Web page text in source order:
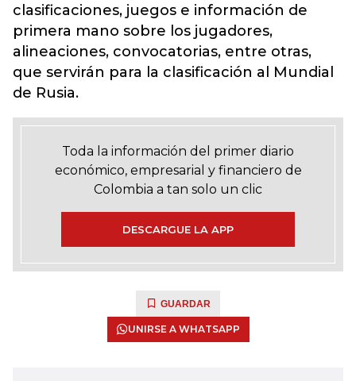
clasificaciones, juegos e información de
primera mano sobre los jugadores,
alineaciones, convocatorias, entre otras,
que servirán para la clasificación al Mundial
de Rusia.
Toda la información del primer diario
económico, empresarial y financiero de
Colombia a tan solo un clic
DESCARGUE LA APP
GUARDAR
UNIRSE A WHATSAPP